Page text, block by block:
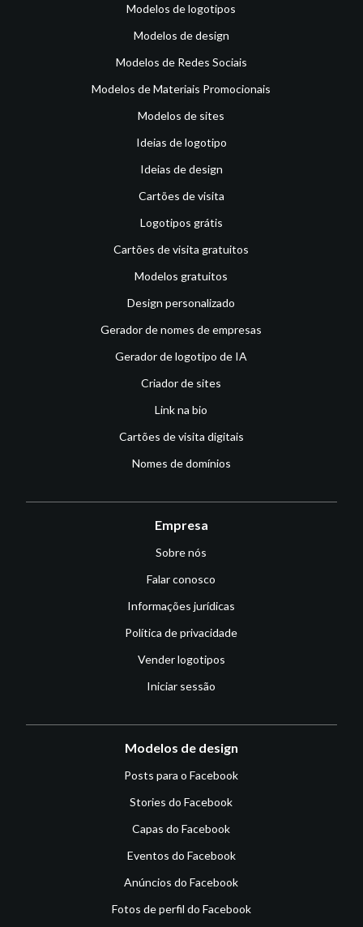
Modelos de logotipos
Modelos de design
Modelos de Redes Sociais
Modelos de Materiais Promocionais
Modelos de sites
Ideias de logotipo
Ideias de design
Cartões de visita
Logotipos grátis
Cartões de visita gratuitos
Modelos gratuitos
Design personalizado
Gerador de nomes de empresas
Gerador de logotipo de IA
Criador de sites
Link na bio
Cartões de visita digitais
Nomes de domínios
Empresa
Sobre nós
Falar conosco
Informações jurídicas
Política de privacidade
Vender logotipos
Iniciar sessão
Modelos de design
Posts para o Facebook
Stories do Facebook
Capas do Facebook
Eventos do Facebook
Anúncios do Facebook
Fotos de perfil do Facebook